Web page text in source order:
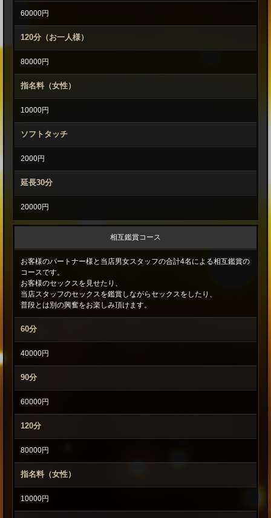
ン
グ
・
乱
交
・
セ
ッ
ク
ス
鑑
賞
】
の
メ
ニ
ュ
ー
・
料
金
シ
ス
テ
ム
案
60000円
120分（お一人様）
80000円
指名料（女性）
10000円
ソフトタッチ
2000円
延長30分
20000円
相互鑑賞コース
お客様のパートナー様と当店男女スタッフの合計4名による相互鑑賞の
コースです。
お客様のセックスを見せたり、
当店スタッフのセックスを鑑賞しながらセックスをしたり、
普段とは別の興奮をお楽しみ頂けます。
60分
40000円
90分
60000円
120分
80000円
指名料（女性）
10000円